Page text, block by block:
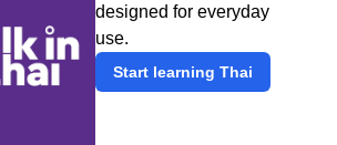
designed for everyday
use.
Start learning Thai